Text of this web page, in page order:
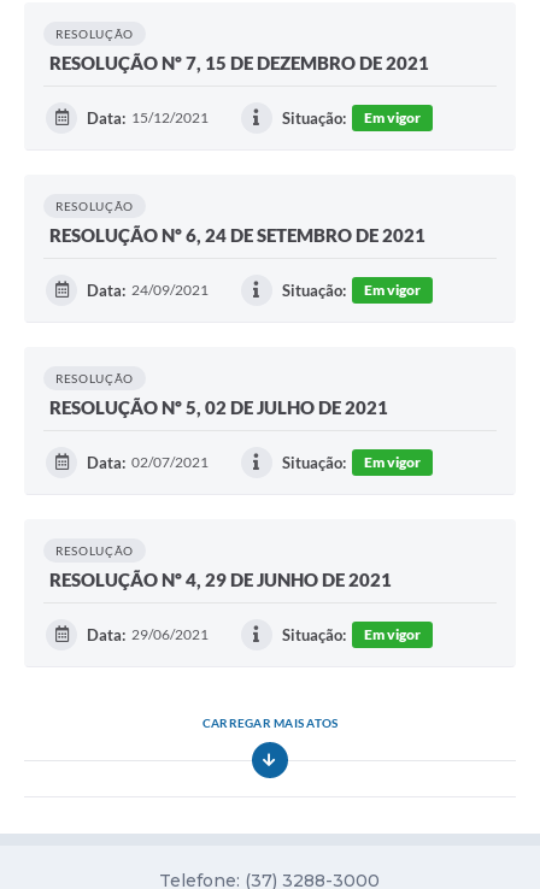
Enquete
Jornal
Diário Oficial
RESOLUÇÃO
RESOLUÇÃO Nº 7, 15 DE DEZEMBRO DE 2021
Data: 15/12/2021 Situação: Em vigor
RESOLUÇÃO
RESOLUÇÃO Nº 6, 24 DE SETEMBRO DE 2021
Data: 24/09/2021 Situação: Em vigor
RESOLUÇÃO
RESOLUÇÃO Nº 5, 02 DE JULHO DE 2021
Data: 02/07/2021 Situação: Em vigor
RESOLUÇÃO
RESOLUÇÃO Nº 4, 29 DE JUNHO DE 2021
Data: 29/06/2021 Situação: Em vigor
CARREGAR MAIS ATOS
Telefone: (37) 3288-3000